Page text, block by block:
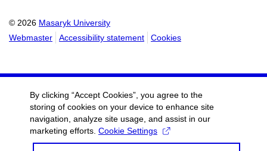
© 2026 Masaryk University
Webmaster
Accessibility statement Cookies
By clicking “Accept Cookies”, you agree to the
storing of cookies on your device to enhance site
navigation, analyze site usage, and assist in our
marketing efforts. Cookie Settings